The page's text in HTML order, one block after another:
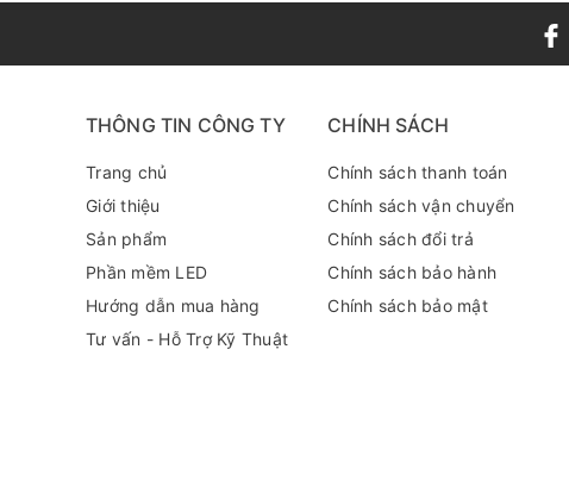
THÔNG TIN CÔNG TY
Trang chủ
Giới thiệu
Sản phẩm
Phần mềm LED
Hướng dẫn mua hàng
Tư vấn - Hỗ Trợ Kỹ Thuật
CHÍNH SÁCH
Chính sách thanh toán
Chính sách vận chuyển
Chính sách đổi trả
Chính sách bảo hành
Chính sách bảo mật